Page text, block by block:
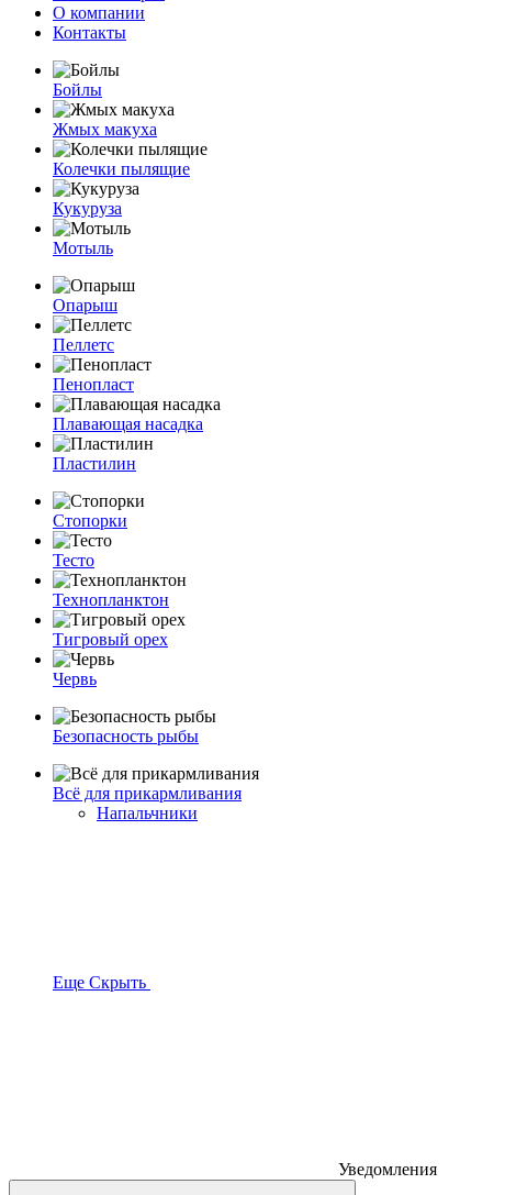
О компании
Контакты
Бойлы
Жмых макуха
Колечки пылящие
Кукуруза
Мотыль
Опарыш
Пеллетс
Пенопласт
Плавающая насадка
Пластилин
Стопорки
Тесто
Технопланктон
Тигровый орех
Червь
Безопасность рыбы
Всё для прикармливания
Напальчники
Еще Скрыть
Уведомления